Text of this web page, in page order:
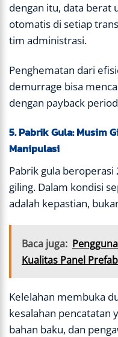
dengan itu, data berat
otomatis di setiap
tim administrasi.
Penghematan dari
demurrage bisa
dengan payback
5. Pabrik Gula: Musim
Manipulasi
Pabrik gula
giling. Dalam kondisi
adalah kepastian,
Baca juga:
Kualitas Panel
Kelelahan membuka
kesalahan pencatatan
bahan baku, dan